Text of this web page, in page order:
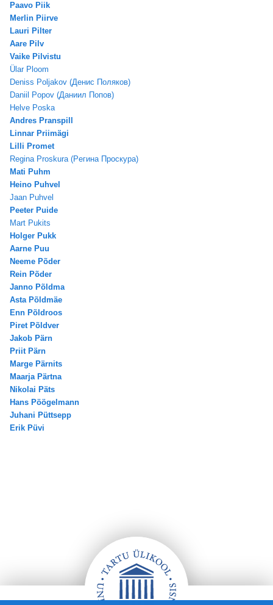
Paavo Piik
Merlin Piirve
Lauri Pilter
Aare Pilv
Vaike Pilvistu
Ülar Ploom
Deniss Poljakov (Денис Поляков)
Daniil Popov (Даниил Попов)
Helve Poska
Andres Pranspill
Linnar Priimägi
Lilli Promet
Regina Proskura (Pегина Проскура)
Mati Puhm
Heino Puhvel
Jaan Puhvel
Peeter Puide
Mart Pukits
Holger Pukk
Aarne Puu
Neeme Põder
Rein Põder
Janno Põldma
Asta Põldmäe
Enn Põldroos
Piret Põldver
Jakob Pärn
Priit Pärn
Marge Pärnits
Maarja Pärtna
Nikolai Päts
Hans Pöögelmann
Juhani Püttsepp
Erik Püvi